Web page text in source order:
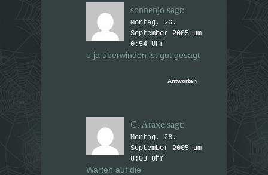
sonnenjo sagt:
Montag, 26.
September 2005 um
0:54 Uhr
o ja überwinden ist gut gesagt
Antworten
C. Araxe sagt:
Montag, 26.
September 2005 um
8:03 Uhr
Warten auf die